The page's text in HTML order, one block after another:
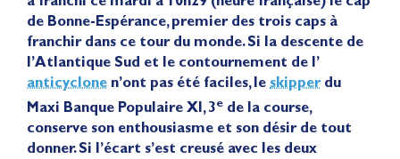
de Bonne-Espérance, premier des trois caps à
franchir dans ce tour du monde. Si la descente de
l’Atlantique Sud et le contournement de l’
anticyclone n’ont pas été faciles, le skipperdu
Maxi Banque Populaire XI, 3e de la course,
conserve son enthousiasme et son désir de tout
donner. Si l’écart s’est creusé avec les deux